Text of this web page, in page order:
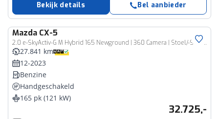
Bekijk details Bel aanbieder
Mazda CX-5
2.0 e-SkyActiv-G M Hybrid 165 Newground | 360 Camera | Stoel/-Stuurverw. | Trekhaak | RIJKLAARPRIJS!!
27.841 km
12-2023
Benzine
Handgeschakeld
165 pk (121 kW)
32.725,-